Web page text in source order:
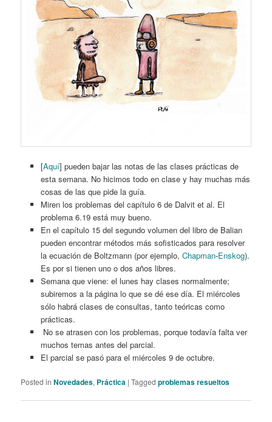
[Aquí] pueden bajar las notas de las clases prácticas de
esta semana. No hicimos todo en clase y hay muchas más
cosas de las que pide la guía.
Miren los problemas del capítulo 6 de Dalvit et al. El
problema 6.19 está muy bueno.
En el capítulo 15 del segundo volumen del libro de Balian
pueden encontrar métodos más sofisticados para resolver
la ecuación de Boltzmann (por ejemplo, Chapman-Enskog).
Es por si tienen uno o dos años libres.
Semana que viene: el lunes hay clases normalmente;
subiremos a la página lo que se dé ese día. El miércoles
sólo habrá clases de consultas, tanto teóricas como
prácticas.
No se atrasen con los problemas, porque todavía falta ver
muchos temas antes del parcial.
El parcial se pasó para el miércoles 9 de octubre.
Posted in Novedades, Práctica |Tagged problemas resueltos